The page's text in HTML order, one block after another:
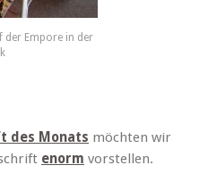
der Empore in der
des Monats möchten wir
enorm vorstellen.